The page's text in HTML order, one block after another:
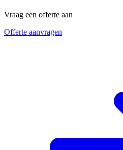
Vraag een offerte aan
Offerte aanvragen